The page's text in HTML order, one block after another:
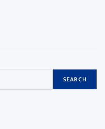
SEARCH